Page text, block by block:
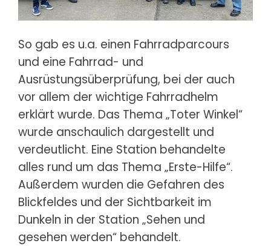
So gab es u.a. einen Fahrradparcours
und eine Fahrrad- und
Ausrüstungsüberprüfung, bei der auch
vor allem der wichtige Fahrradhelm
erklärt wurde. Das Thema „Toter Winkel“
wurde anschaulich dargestellt und
verdeutlicht. Eine Station behandelte
alles rund um das Thema „Erste-Hilfe“.
Außerdem wurden die Gefahren des
Blickfeldes und der Sichtbarkeit im
Dunkeln in der Station „Sehen und
gesehen werden“ behandelt.